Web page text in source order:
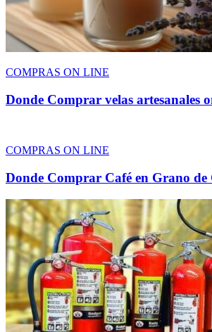
COMPRAS ON LINE
Donde Comprar velas artesanales
COMPRAS ON LINE
Donde Comprar Café en Grano de